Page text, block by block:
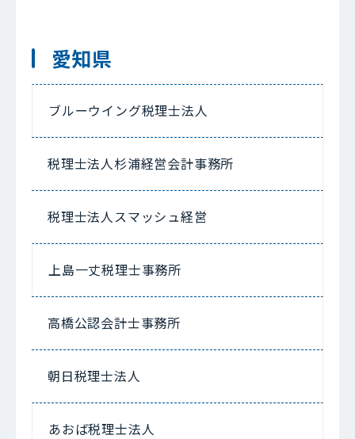
愛知県
ブルーウイング税理士法人
税理士法人杉浦経営会計事務所
税理士法人スマッシュ経営
上島一丈税理士事務所
高橋公認会計士事務所
朝日税理士法人
あおば税理士法人